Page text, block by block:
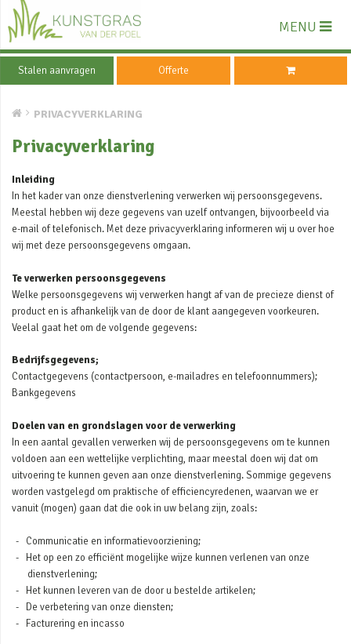
MENU
Stalen aanvragen Offerte
PRIVACYVERKLARING
Privacyverklaring
Inleiding
In het kader van onze dienstverlening verwerken wij persoonsgegevens.
Meestal hebben wij deze gegevens van uzelf ontvangen, bijvoorbeeld via
e-mail of telefonisch. Met deze privacyverklaring informeren wij u over hoe
wij met deze persoonsgegevens omgaan.
Te verwerken persoonsgegevens
Welke persoonsgegevens wij verwerken hangt af van de precieze dienst of
product en is afhankelijk van de door de klant aangegeven voorkeuren.
Veelal gaat het om de volgende gegevens:
Bedrijfsgegevens;
Contactgegevens (contactpersoon, e-mailadres en telefoonnummers);
Bankgegevens
Doelen van en grondslagen voor de verwerking
In een aantal gevallen verwerken wij de persoonsgegevens om te kunnen
voldoen aan een wettelijke verplichting, maar meestal doen wij dat om
uitvoering te kunnen geven aan onze dienstverlening. Sommige gegevens
worden vastgelegd om praktische of efficiencyredenen, waarvan we er
vanuit (mogen) gaan dat die ook in uw belang zijn, zoals:
Communicatie en informatievoorziening;
Het op een zo efficiënt mogelijke wijze kunnen verlenen van onze
dienstverlening;
Het kunnen leveren van de door u bestelde artikelen;
De verbetering van onze diensten;
Facturering en incasso